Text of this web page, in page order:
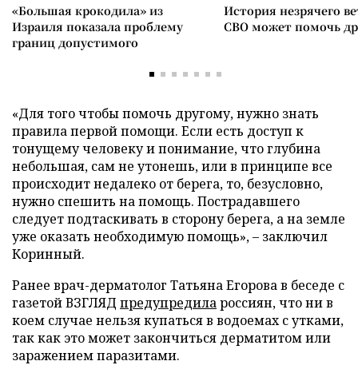
«Большая крокодила» из
Израиля показала проблему
границ допустимого
История незрячего
СВО может помочь
«Для того чтобы помочь другому, нужно знать
правила первой помощи. Если есть доступ к
тонущему человеку и понимание, что глубина
небольшая, сам не утонешь, или в принципе все
происходит недалеко от берега, то, безусловно,
нужно спешить на помощь. Пострадавшего
следует подтаскивать в сторону берега, а на земле
уже оказать необходимую помощь», – заключил
Коринный.
Ранее врач-дерматолог Татьяна Егорова в беседе с
газетой ВЗГЛЯД предупредилароссиян, что ни в
коем случае нельзя купаться в водоемах с утками,
так как это может закончиться дерматитом или
заражением паразитами.